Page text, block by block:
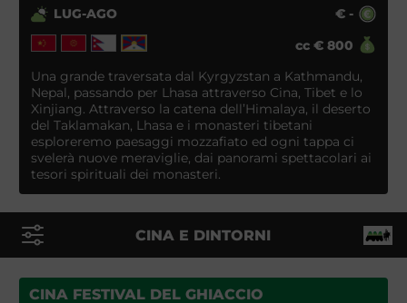
LUG-AGO
€ -
cc € 800
Una grande traversata dal Kyrgyzstan a Kathmandu,
Nepal, passando per Lhasa attraverso Cina, Tibet e lo
Xinjiang. Attraverso la catena dell’Himalaya, il deserto
del Taklamakan, Lhasa e i monasteri tibetani
esploreremo paesaggi mozzafiato ed ogni tappa ci
svelerà nuove meraviglie, dai panorami spettacolari ai
tesori spirituali dei monasteri.
CINA E DINTORNI
CINA FESTIVAL DEL GHIACCIO